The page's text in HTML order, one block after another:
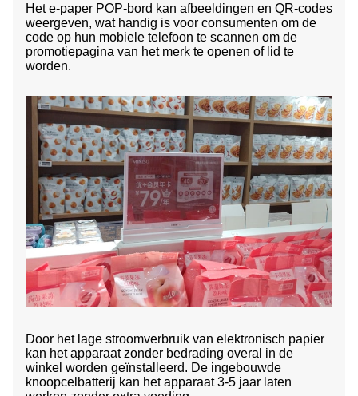
Het e-paper POP-bord kan afbeeldingen en QR-codes
weergeven, wat handig is voor consumenten om de
code op hun mobiele telefoon te scannen om de
promotiepagina van het merk te openen of lid te
worden.
Door het lage stroomverbruik van elektronisch papier
kan het apparaat zonder bedrading overal in de
winkel worden geïnstalleerd. De ingebouwde
knoopcelbatterij kan het apparaat 3-5 jaar laten